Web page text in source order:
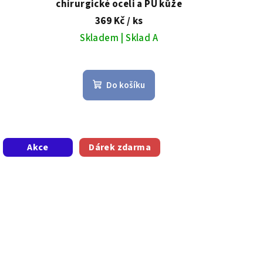
chirurgické oceli a PU kůže
369 Kč/ ks
Skladem | Sklad A
Do košíku
Akce Dárek zdarma